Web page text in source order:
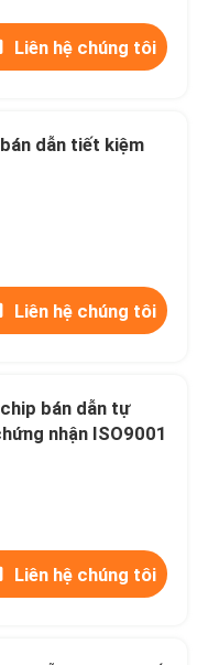
Liên hệ chúng tôi
dẫn tiết kiệm
Liên hệ chúng tôi
bán dẫn tự
nhận ISO9001
Liên hệ chúng tôi